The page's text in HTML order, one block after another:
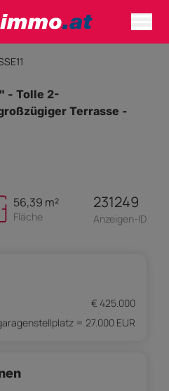
- Tolle 2-
Terrasse -
56,39 m²
Fläche
231249
Anzeigen-ID
€ 425.000
= 27.000 EUR